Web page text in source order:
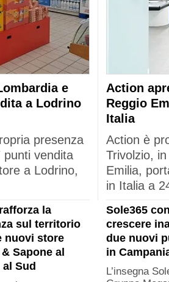
e
a Lodrino
presenza
punti vendita
a Lodrino,
Action
Reggio
Italia
Action è
Trivolzio,
Emilia,
in Italia a
la
sul territorio
nuovi store
Sapone al
Sud
Sole365
crescere
due nuovi
in
L’insegna